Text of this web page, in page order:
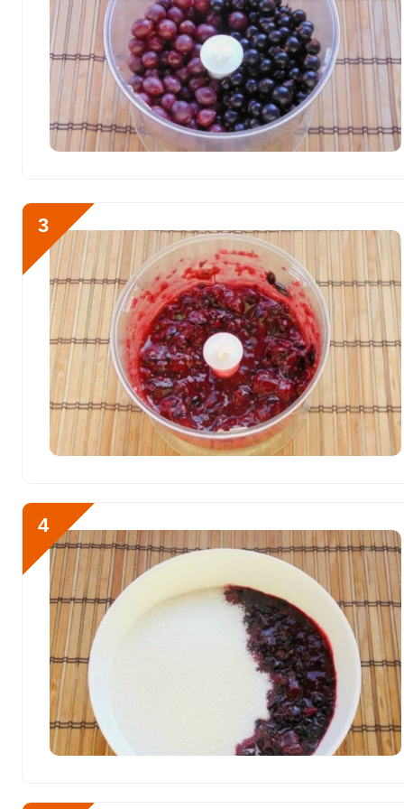
Магний 400.8 мг
Натрий 560.8 мг
Сера 200.5 мг
Фосфор 611.4 мг
Железо 24 мг
Йод 20.1 мкг
Кобальт 49.1 мкг
Литий 14.3 мкг
Марганец 6.3 мкг
Медь 2604 мкг
Рубидий
Селен 17 мкг
Фтор 291 мкг
Хром 18 мкг
Цинк 2.2 мг
Бор 670.8 мкг
Ванадий 52.2 мкг
3
4
горячим способом
кипятятся 5 минут.
промываются под
Отправляя эту форму, вы
Политикой конфиденциальности,
персональных данных